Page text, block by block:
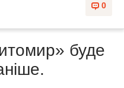
0
буде